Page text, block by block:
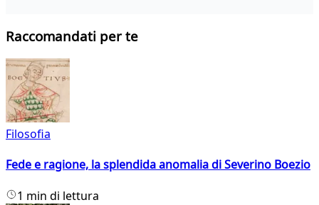
Raccomandati per te
Filosofia
Fede e ragione, la splendida anomalia di Severino Boezio
1 min di lettura